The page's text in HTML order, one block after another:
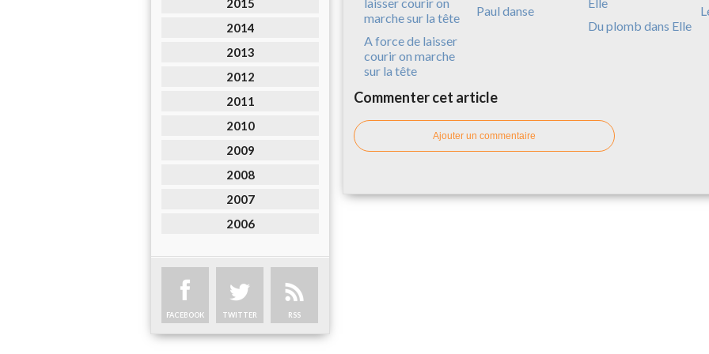
2015
2014
2013
2012
2011
2010
2009
2008
2007
2006
FACEBOOK TWITTER RSS
A force de laisser
courir on marche
sur la tête
Paul danse
Du plomb dans Elle
Commenter cet article
Ajouter un commentaire